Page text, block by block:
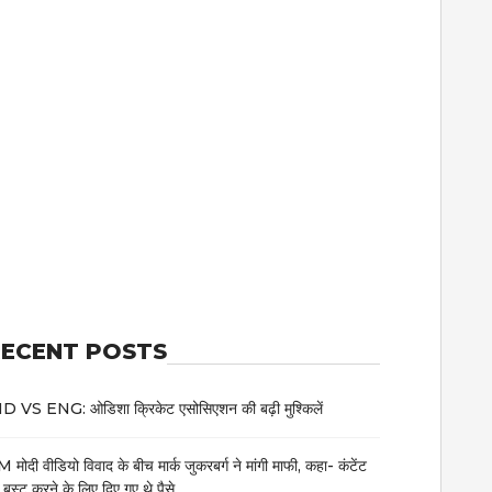
POSTS
VS ENG: ओडिशा क्रिकेट एसोसिएशन की बढ़ी मुश्किलें
मोदी वीडियो विवाद के बीच मार्क जुकरबर्ग ने मांगी माफी, कहा- कंटेंट